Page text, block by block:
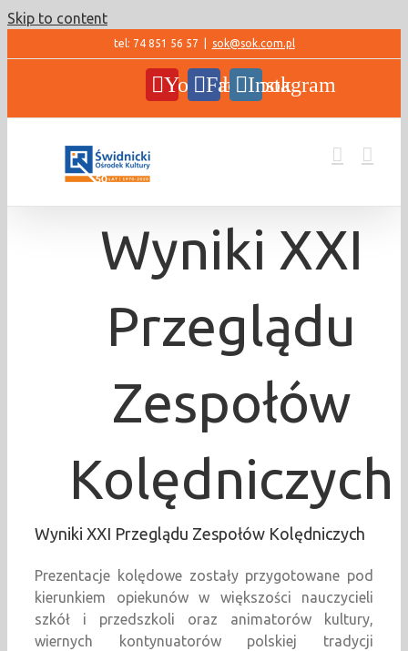
Skip to content
tel: 74 851 56 57 sok@sok.com.pl
YouTubeFacebookInstagram
Wyniki XXI
Przeglądu
Zespołów
Kolędniczych
Wyniki XXI Przeglądu Zespołów Kolędniczych
Prezentacje kolędowe zostały przygotowane pod
kierunkiem opiekunów w większości nauczycieli
szkół i przedszkoli oraz animatorów kultury,
wiernych kontynuatorów polskiej tradycji